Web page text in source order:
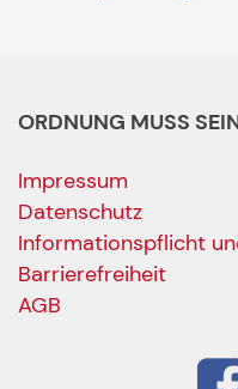
ORDNUNG MUSS
Impressum
Datenschutz
Informationspflicht
Barrierefreiheit
AGB